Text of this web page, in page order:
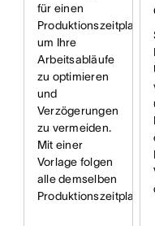
für einen
Produktionszeitplan,
um Ihre
Arbeitsabläufe
zu optimieren
und
Verzögerungen
zu vermeiden.
Mit einer
Vorlage folgen
alle demselben
Produktionszeitplan.